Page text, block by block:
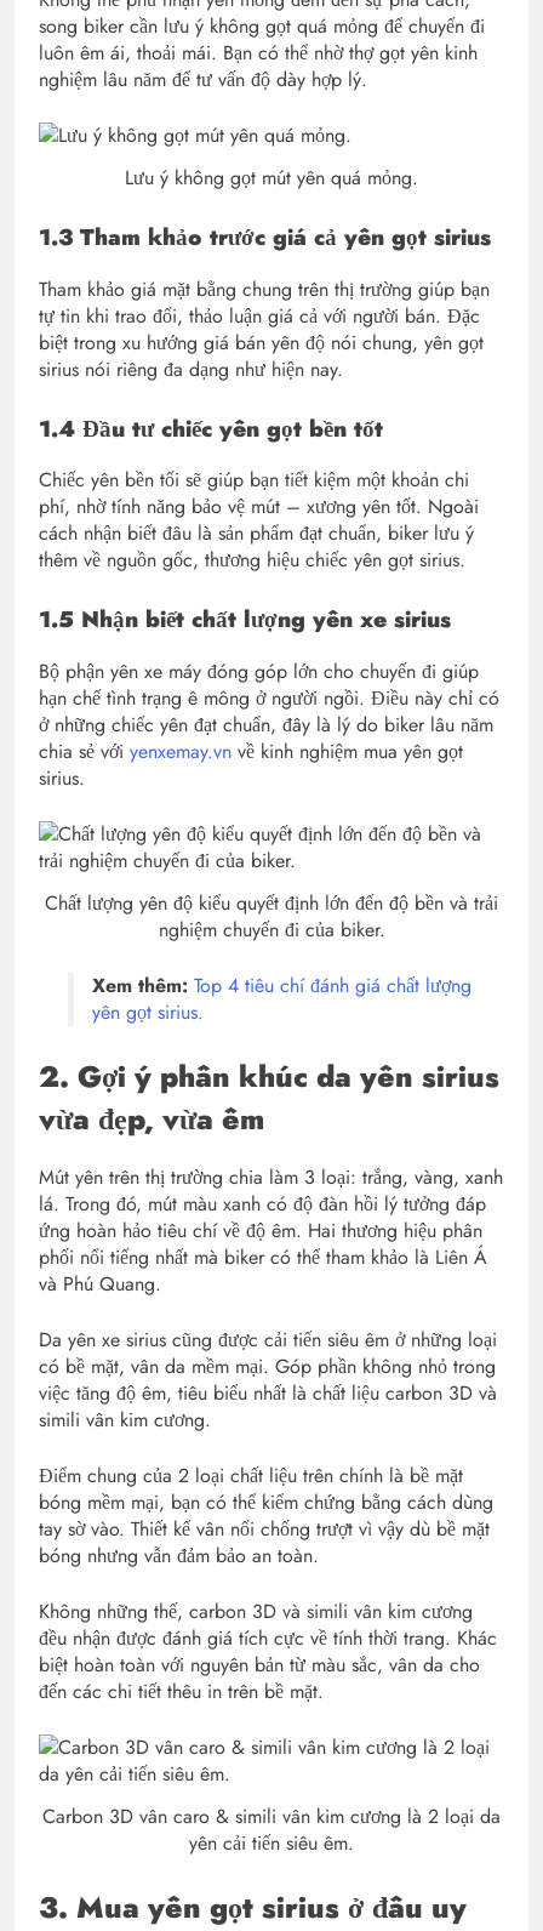
song biker cần lưu ý không gọt quá mỏng để chuyến đi
luôn êm ái, thoải mái. Bạn có thể nhờ thợ gọt yên kinh
nghiệm lâu năm để tư vấn độ dày hợp lý.
Lưu ý không gọt mút yên quá mỏng.
1.3 Tham khảo trước giá cả yên gọt sirius
Tham khảo giá mặt bằng chung trên thị trường giúp bạn
tự tin khi trao đổi, thảo luận giá cả với người bán. Đặc
biệt trong xu hướng giá bán yên độ nói chung, yên gọt
sirius nói riêng đa dạng như hiện nay.
1.4 Đầu tư chiếc yên gọt bền tốt
Chiếc yên bền tối sẽ giúp bạn tiết kiệm một khoản chi
phí, nhờ tính năng bảo vệ mút – xương yên tốt. Ngoài
cách nhận biết đâu là sản phẩm đạt chuẩn, biker lưu ý
thêm về nguồn gốc, thương hiệu chiếc yên gọt sirius.
1.5 Nhận biết chất lượng yên xe sirius
Bộ phận yên xe máy đóng góp lớn cho chuyến đi giúp
hạn chế tình trạng ê mông ở người ngồi. Điều này chỉ có
ở những chiếc yên đạt chuẩn, đây là lý do biker lâu năm
chia sẻ với yenxemay.vn về kinh nghiệm mua yên gọt
sirius.
Chất lượng yên độ kiểu quyết định lớn đến độ bền và trải
nghiệm chuyến đi của biker.
Xem thêm: Top 4 tiêu chí đánh giá chất lượng
yên gọt sirius.
2. Gợi ý phân khúc da yên sirius
vừa đẹp, vừa êm
Mút yên trên thị trường chia làm 3 loại: trắng, vàng, xanh
lá. Trong đó, mút màu xanh có độ đàn hồi lý tưởng đáp
ứng hoàn hảo tiêu chí về độ êm. Hai thương hiệu phân
phối nổi tiếng nhất mà biker có thể tham khảo là Liên Á
và Phú Quang.
Da yên xe sirius cũng được cải tiến siêu êm ở những loại
có bề mặt, vân da mềm mại. Góp phần không nhỏ trong
việc tăng độ êm, tiêu biểu nhất là chất liệu carbon 3D và
simili vân kim cương.
Điểm chung của 2 loại chất liệu trên chính là bề mặt
bóng mềm mại, bạn có thể kiểm chứng bằng cách dùng
tay sờ vào. Thiết kế vân nổi chống trượt vì vậy dù bề mặt
bóng nhưng vẫn đảm bảo an toàn.
Không những thế, carbon 3D và simili vân kim cương
đều nhận được đánh giá tích cực về tính thời trang. Khác
biệt hoàn toàn với nguyên bản từ màu sắc, vân da cho
đến các chi tiết thêu in trên bề mặt.
Carbon 3D vân caro & simili vân kim cương là 2 loại da
yên cải tiến siêu êm.
3. Mua yên gọt sirius ở đâu uy